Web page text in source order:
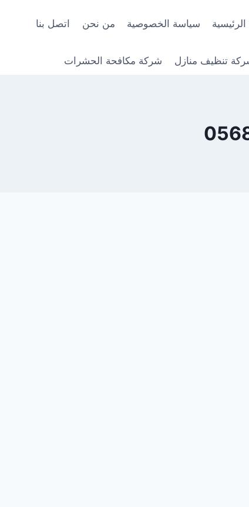
سياسة الخصوصية من نحن اتصل بنا
تنظيف منازل شركة مكافحة الحشرات